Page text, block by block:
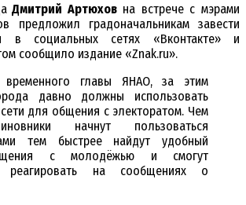
Дмитрий Артюховна встрече с мэрами
предложил градоначальникам завести
в социальных сетях «Вконтакте» и
сообщило издание «Znak.ru».
главы ЯНАО, за этим
давно должны использовать
для общения с электоратом. Чем
начнут пользоваться
тем быстрее найдут удобный
с молодёжью и смогут
реагировать на сообщениях о